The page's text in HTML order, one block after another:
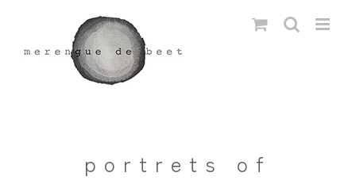
inhoud
portrets of